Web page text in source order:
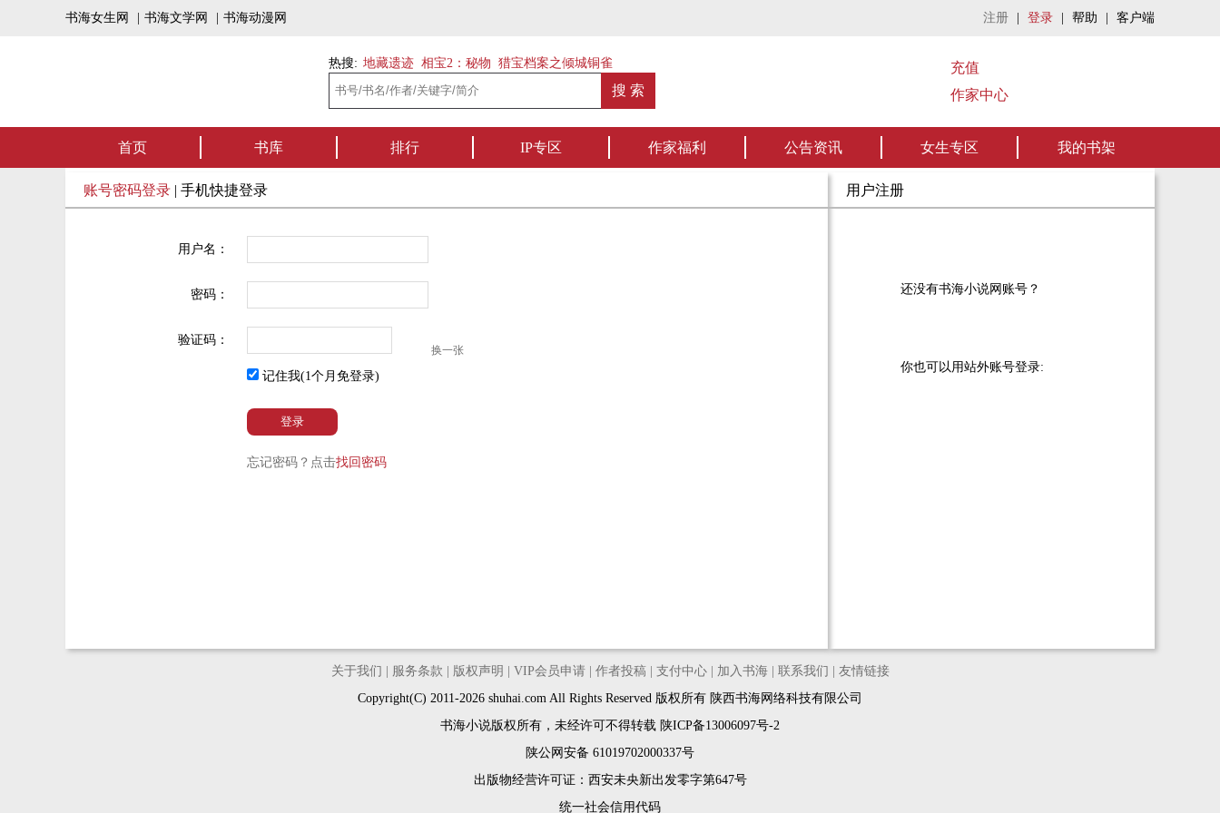
书海女生网 书海文学网 书海动漫网 注册 登录 帮助 客户端
热搜: 地藏遗迹 相宝2：秘物 猎宝档案之倾城铜雀
充值
作家中心
首页 书库 排行 IP专区 作家福利 公告资讯 女生专区 我的书架
账号密码登录 | 手机快捷登录
用户名：
密码：
验证码：
记住我(1个月免登录)
登录
忘记密码？点击找回密码
用户注册
还没有书海小说网账号？
你也可以用站外账号登录:
关于我们 服务条款 版权声明 VIP会员申请| 作者投稿| 支付中心| 加入书海| 联系我们
友情链接
Copyright(C) 2011-2026 shuhai.com All Rights Reserved 版权所有 陕西书海网络科技有限公司
书海小说版权所有，未经许可不得转载 陕ICP备13006097号-2
陕公网安备 61019702000337号
出版物经营许可证： 西安未央新出发零字第647号
统一社会信用代码